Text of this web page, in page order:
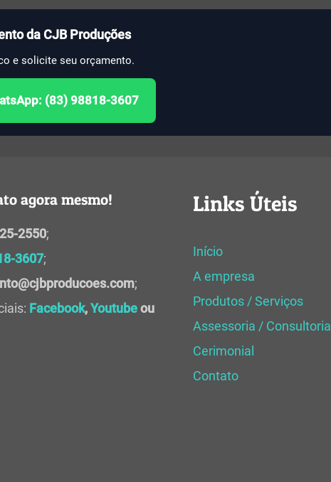
da CJB Produções
e solicite seu orçamento.
(83) 98818-3607
agora mesmo!
2550;
3607;
;
Facebook,Youtubeou
Links Úteis
Início
A empresa
Produtos / Serviços
Assessoria / Consultoria
Cerimonial
Contato